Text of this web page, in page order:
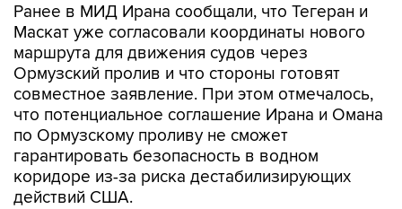
Ранее в МИД Ирана сообщали, что Тегеран и
Маскат уже согласовали координаты нового
маршрута для движения судов через
Ормузский пролив и что стороны готовят
совместное заявление. При этом отмечалось,
что потенциальное соглашение Ирана и Омана
по Ормузскому проливу не сможет
гарантировать безопасность в водном
коридоре из-за риска дестабилизирующих
действий США.